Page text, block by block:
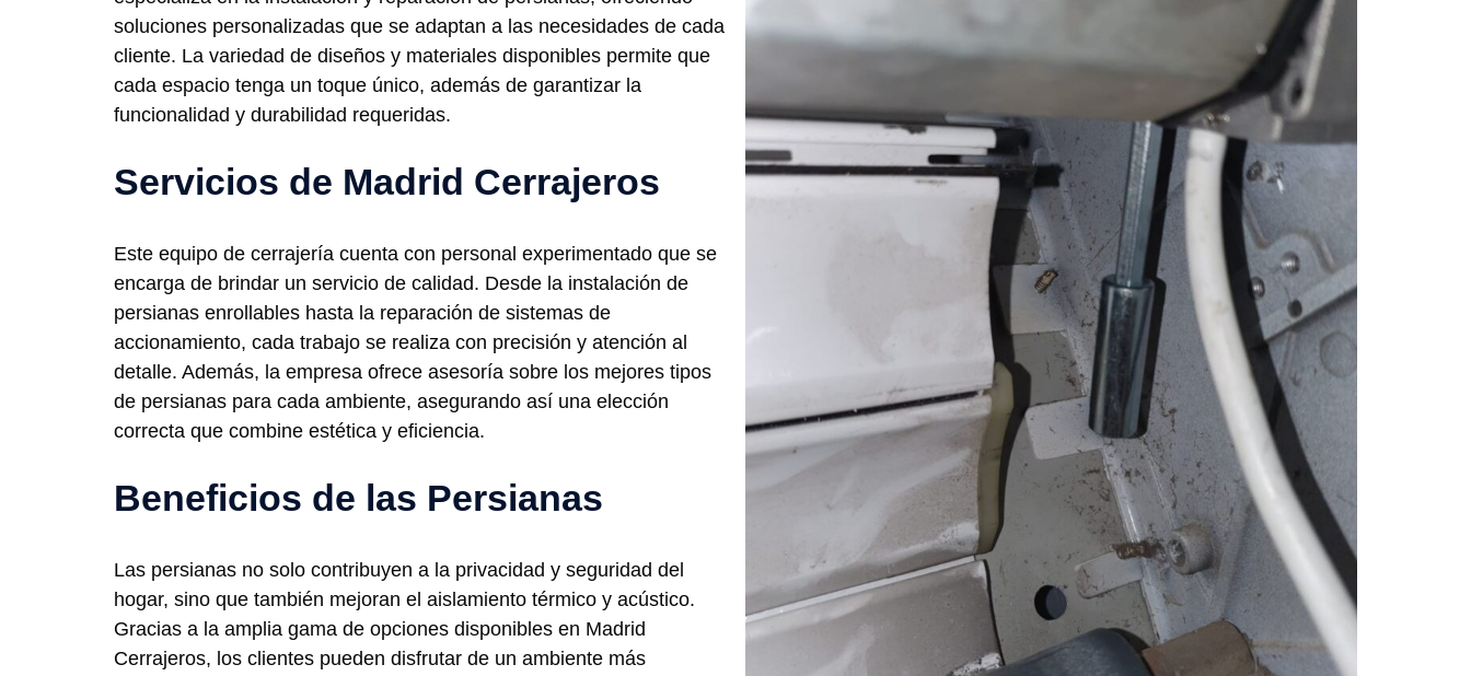
soluciones personalizadas que se adaptan a las necesidades de cada
cliente. La variedad de diseños y materiales disponibles permite que
cada espacio tenga un toque único, además de garantizar la
funcionalidad y durabilidad requeridas.
Servicios de Madrid Cerrajeros
Este equipo de cerrajería cuenta con personal experimentado que se
encarga de brindar un servicio de calidad. Desde la instalación de
persianas enrollables hasta la reparación de sistemas de
accionamiento, cada trabajo se realiza con precisión y atención al
detalle. Además, la empresa ofrece asesoría sobre los mejores tipos
de persianas para cada ambiente, asegurando así una elección
correcta que combine estética y eficiencia.
Beneficios de las Persianas
Las persianas no solo contribuyen a la privacidad y seguridad del
hogar, sino que también mejoran el aislamiento térmico y acústico.
Gracias a la amplia gama de opciones disponibles en Madrid
Cerrajeros, los clientes pueden disfrutar de un ambiente más